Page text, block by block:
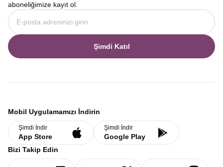
aboneliğimize kayıt ol.
Şimdi Katıl
Mobil Uygulamamızı İndirin
Şimdi İndir
App Store
Şimdi İndir
Google Play
Bizi Takip Edin